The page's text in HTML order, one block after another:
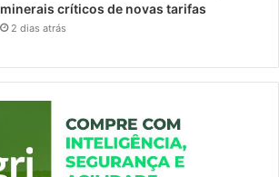
minerais críticos de novas tarifas
2 dias atrás